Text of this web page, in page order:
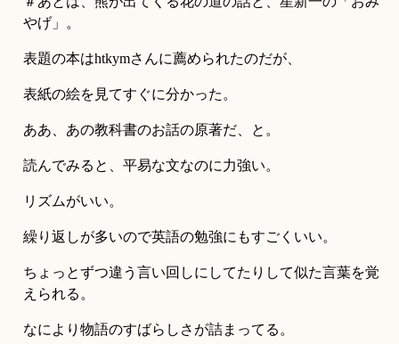
やげ」。
表題の本はhtkymさんに薦められたのだが、
表紙の絵を見てすぐに分かった。
ああ、あの教科書のお話の原著だ、と。
読んでみると、平易な文なのに力強い。
リズムがいい。
繰り返しが多いので英語の勉強にもすごくいい。
ちょっとずつ違う言い回しにしてたりして似た言葉を覚
えられる。
なにより物語のすばらしさが詰まってる。